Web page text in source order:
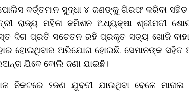
ବର୍ତ୍ତମାନ ସୁଦ୍ଧା ୪ ଜଣଙ୍କୁ ଗିରଫ କରିବା ସହିତ
ରାଜ୍ୟ ମହିଳା କମିଶନ ଅଧ୍ୟକ୍ଷା ଶ୍ରୀମତୀ
ଦିଗ ପ୍ରତି ସଚେତନ ରହି ପ୍ରକୃତ ସତ୍ୟ ଖୋଜି
ହୋଇଥିବାର ଅଭିଯୋଗ ହୋଇଛି, ସେମାନଙ୍କ
ଯିବେ ବୋଲି ଜଣା ଯାଇଛି।
ନିକଟରେ ୨ଜଣ ଯୁବତୀ ଯାଉଥିବା ବେଳେ